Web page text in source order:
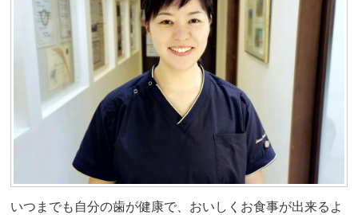
いつまでも自分の歯が健康で、おいしくお食事が出来るよ